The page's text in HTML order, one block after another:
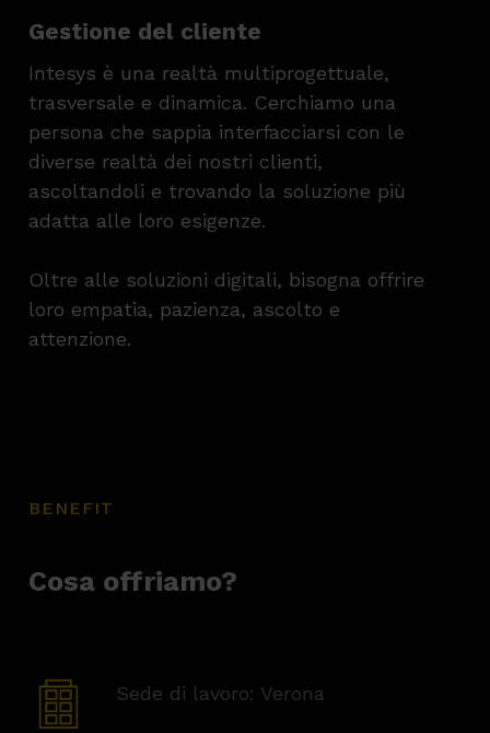
Gestione del cliente
Intesys è una realtà multiprogettuale,
trasversale e dinamica. Cerchiamo una
persona che sappia interfacciarsi con le
diverse realtà dei nostri clienti,
ascoltandoli e trovando la soluzione più
adatta alle loro esigenze.
Oltre alle soluzioni digitali, bisogna offrire
loro empatia, pazienza, ascolto e
attenzione.
BENEFIT
Cosa offriamo?
Sede di lavoro: Verona